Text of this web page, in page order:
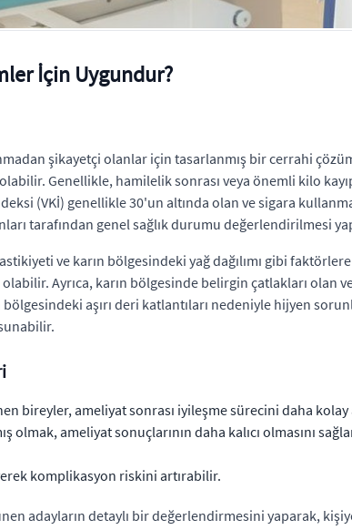
İçin Uygundur?
şikayetçi olanlar için tasarlanmış bir cerrahi
Genellikle, hamilelik sonrası veya önemli kilo
(VKİ) genellikle 30'un altında olan ve sigara
tarafından genel sağlık durumu değerlendirilmesi
ve karın bölgesindeki yağ dağılımı gibi faktörlere
Ayrıca, karın bölgesinde belirgin çatlakları olan
aşırı deri katlantıları nedeniyle hijyen
bireyler, ameliyat sonrası iyileşme sürecini daha
ameliyat sonuçlarının daha kalıcı olmasını
komplikasyon riskini artırabilir.
adayların detaylı bir değerlendirmesini yaparak,